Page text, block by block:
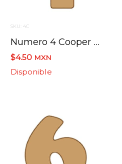
SKU: 4C
Numero 4 Cooper Mini 4 X 6 Cms.
$4.50 MXN
Disponible